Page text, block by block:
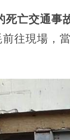
亡交通事
往現場，